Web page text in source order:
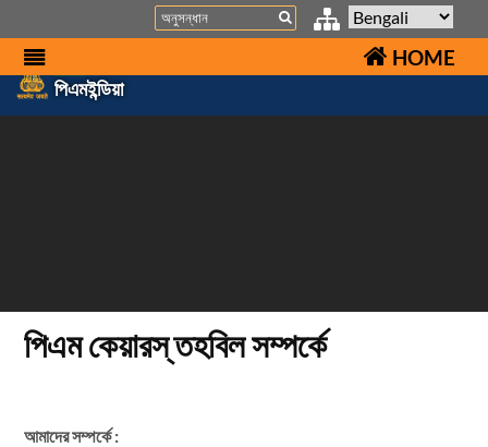
Search
HOME
পিএমইন্ডিয়া
পিএম কেয়ারস্‌ তহবিল সম্পর্কে
আমাদের সম্পর্কে :